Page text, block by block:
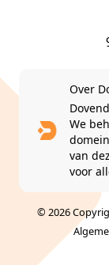
Over
We
van
voor
© 2026